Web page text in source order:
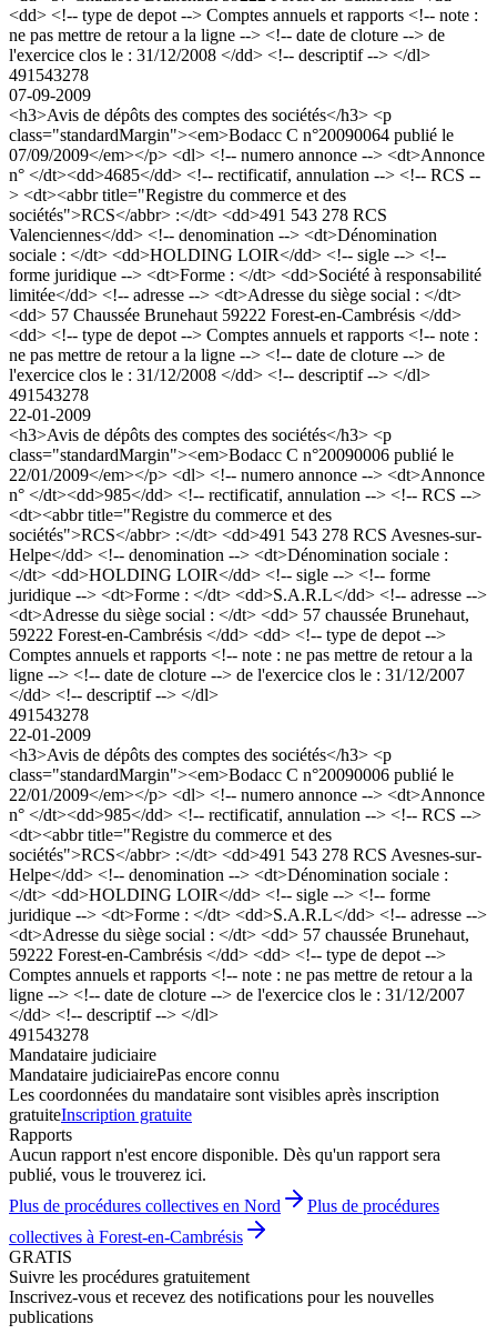
<dd> <!-- type de depot --> Comptes annuels et rapports <!-- note :
ne pas mettre de retour a la ligne --> <!-- date de cloture --> de
l'exercice clos le : 31/12/2008 </dd> <!-- descriptif --> </dl>
491543278
07-09-2009
<h3>Avis de dépôts des comptes des sociétés</h3> <p
class="standardMargin"><em>Bodacc C n°20090064 publié le
07/09/2009</em></p> <dl> <!-- numero annonce --> <dt>Annonce
n° </dt><dd>4685</dd> <!-- rectificatif, annulation --> <!-- RCS --
> <dt><abbr title="Registre du commerce et des
sociétés">RCS</abbr> :</dt> <dd>491 543 278 RCS
Valenciennes</dd> <!-- denomination --> <dt>Dénomination
sociale : </dt> <dd>HOLDING LOIR</dd> <!-- sigle --> <!--
forme juridique --> <dt>Forme : </dt> <dd>Société à responsabilité
limitée</dd> <!-- adresse --> <dt>Adresse du siège social : </dt>
<dd> 57 Chaussée Brunehaut 59222 Forest-en-Cambrésis </dd>
<dd> <!-- type de depot --> Comptes annuels et rapports <!-- note :
ne pas mettre de retour a la ligne --> <!-- date de cloture --> de
l'exercice clos le : 31/12/2008 </dd> <!-- descriptif --> </dl>
491543278
22-01-2009
<h3>Avis de dépôts des comptes des sociétés</h3> <p
class="standardMargin"><em>Bodacc C n°20090006 publié le
22/01/2009</em></p> <dl> <!-- numero annonce --> <dt>Annonce
n° </dt><dd>985</dd> <!-- rectificatif, annulation --> <!-- RCS -->
<dt><abbr title="Registre du commerce et des
sociétés">RCS</abbr> :</dt> <dd>491 543 278 RCS Avesnes-sur-
Helpe</dd> <!-- denomination --> <dt>Dénomination sociale :
</dt> <dd>HOLDING LOIR</dd> <!-- sigle --> <!-- forme
juridique --> <dt>Forme : </dt> <dd>S.A.R.L</dd> <!-- adresse -->
<dt>Adresse du siège social : </dt> <dd> 57 chaussée Brunehaut,
59222 Forest-en-Cambrésis </dd> <dd> <!-- type de depot -->
Comptes annuels et rapports <!-- note : ne pas mettre de retour a la
ligne --> <!-- date de cloture --> de l'exercice clos le : 31/12/2007
</dd> <!-- descriptif --> </dl>
491543278
22-01-2009
<h3>Avis de dépôts des comptes des sociétés</h3> <p
class="standardMargin"><em>Bodacc C n°20090006 publié le
22/01/2009</em></p> <dl> <!-- numero annonce --> <dt>Annonce
n° </dt><dd>985</dd> <!-- rectificatif, annulation --> <!-- RCS -->
<dt><abbr title="Registre du commerce et des
sociétés">RCS</abbr> :</dt> <dd>491 543 278 RCS Avesnes-sur-
Helpe</dd> <!-- denomination --> <dt>Dénomination sociale :
</dt> <dd>HOLDING LOIR</dd> <!-- sigle --> <!-- forme
juridique --> <dt>Forme : </dt> <dd>S.A.R.L</dd> <!-- adresse -->
<dt>Adresse du siège social : </dt> <dd> 57 chaussée Brunehaut,
59222 Forest-en-Cambrésis </dd> <dd> <!-- type de depot -->
Comptes annuels et rapports <!-- note : ne pas mettre de retour a la
ligne --> <!-- date de cloture --> de l'exercice clos le : 31/12/2007
</dd> <!-- descriptif --> </dl>
491543278
Mandataire judiciaire
Mandataire judiciairePas encore connu
Les coordonnées du mandataire sont visibles après inscription
gratuiteInscription gratuite
Rapports
Aucun rapport n'est encore disponible. Dès qu'un rapport sera
publié, vous le trouverez ici.
Plus de procédures collectives en Nord
Plus de procédures
collectives à Forest-en-Cambrésis
GRATIS
Suivre les procédures gratuitement
Inscrivez-vous et recevez des notifications pour les nouvelles
publications